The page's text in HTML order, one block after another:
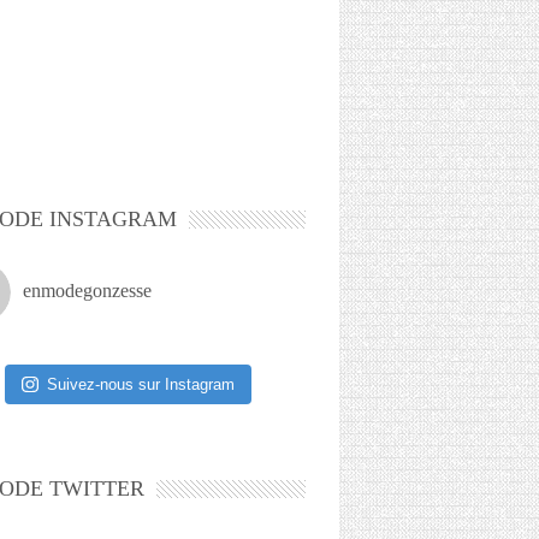
INSTAGRAM
enmodegonzesse
Suivez-nous sur Instagram
TWITTER